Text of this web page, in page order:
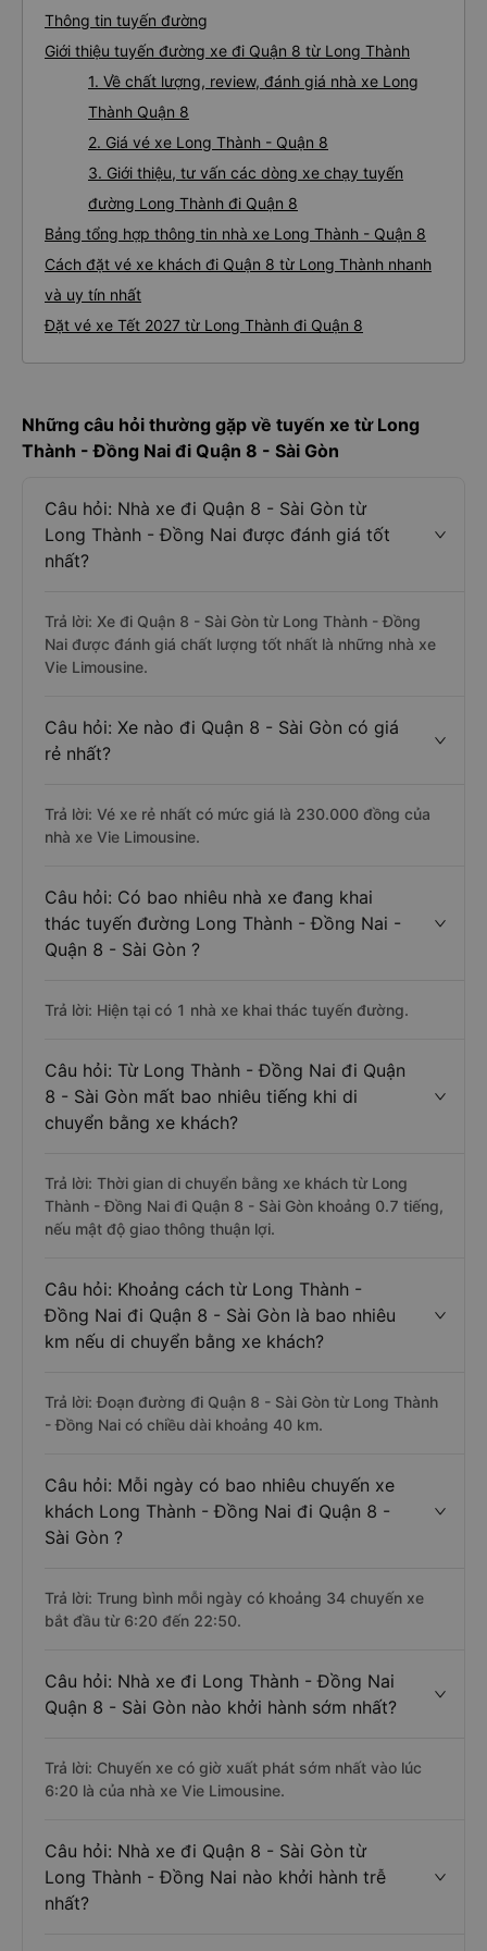
Thông tin tuyến đường
Giới thiệu tuyến đường xe đi Quận 8 từ Long Thành
1. Về chất lượng, review, đánh giá nhà xe Long
Thành Quận 8
2. Giá vé xe Long Thành - Quận 8
3. Giới thiệu, tư vấn các dòng xe chạy tuyến
đường Long Thành đi Quận 8
Bảng tổng hợp thông tin nhà xe Long Thành - Quận 8
Cách đặt vé xe khách đi Quận 8 từ Long Thành nhanh
và uy tín nhất
Đặt vé xe Tết 2027 từ Long Thành đi Quận 8
Những câu hỏi thường gặp về tuyến xe từ Long
Thành - Đồng Nai đi Quận 8 - Sài Gòn
Câu hỏi: Nhà xe đi Quận 8 - Sài Gòn từ
Long Thành - Đồng Nai được đánh giá tốt
nhất?
Trả lời: Xe đi Quận 8 - Sài Gòn từ Long Thành - Đồng
Nai được đánh giá chất lượng tốt nhất là những nhà xe
Vie Limousine.
Câu hỏi: Xe nào đi Quận 8 - Sài Gòn có giá
rẻ nhất?
Trả lời: Vé xe rẻ nhất có mức giá là 230.000 đồng của
nhà xe Vie Limousine.
Câu hỏi: Có bao nhiêu nhà xe đang khai
thác tuyến đường Long Thành - Đồng Nai -
Quận 8 - Sài Gòn ?
Trả lời: Hiện tại có 1 nhà xe khai thác tuyến đường.
Câu hỏi: Từ Long Thành - Đồng Nai đi Quận
8 - Sài Gòn mất bao nhiêu tiếng khi di
chuyển bằng xe khách?
Trả lời: Thời gian di chuyển bằng xe khách từ Long
Thành - Đồng Nai đi Quận 8 - Sài Gòn khoảng 0.7 tiếng,
nếu mật độ giao thông thuận lợi.
Câu hỏi: Khoảng cách từ Long Thành -
Đồng Nai đi Quận 8 - Sài Gòn là bao nhiêu
km nếu di chuyển bằng xe khách?
Trả lời: Đoạn đường đi Quận 8 - Sài Gòn từ Long Thành
- Đồng Nai có chiều dài khoảng 40 km.
Câu hỏi: Mỗi ngày có bao nhiêu chuyến xe
khách Long Thành - Đồng Nai đi Quận 8 -
Sài Gòn ?
Trả lời: Trung bình mỗi ngày có khoảng 34 chuyến xe
bắt đầu từ 6:20 đến 22:50.
Câu hỏi: Nhà xe đi Long Thành - Đồng Nai
Quận 8 - Sài Gòn nào khởi hành sớm nhất?
Trả lời: Chuyến xe có giờ xuất phát sớm nhất vào lúc
6:20 là của nhà xe Vie Limousine.
Câu hỏi: Nhà xe đi Quận 8 - Sài Gòn từ
Long Thành - Đồng Nai nào khởi hành trễ
nhất?